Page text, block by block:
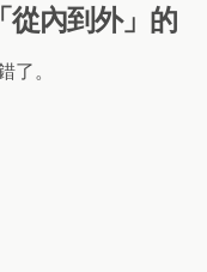
從內到外」的
了。